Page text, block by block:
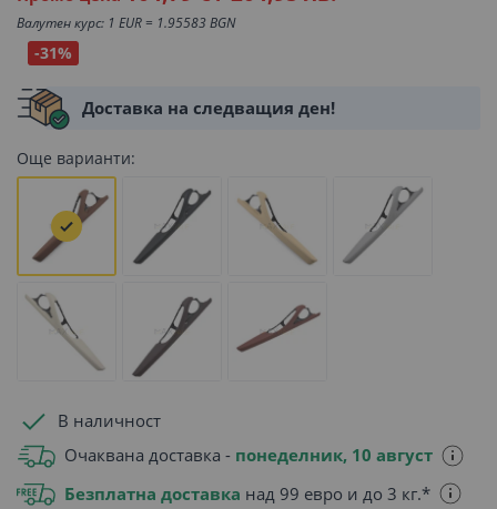
Валутен курс: 1 EUR = 1.95583 BGN
-31%
Доставка на следващия ден!
Още варианти:
В наличност
Очаквана доставка - понеделник, 10 август
Безплатна доставка над 99 евро и до 3 кг.*